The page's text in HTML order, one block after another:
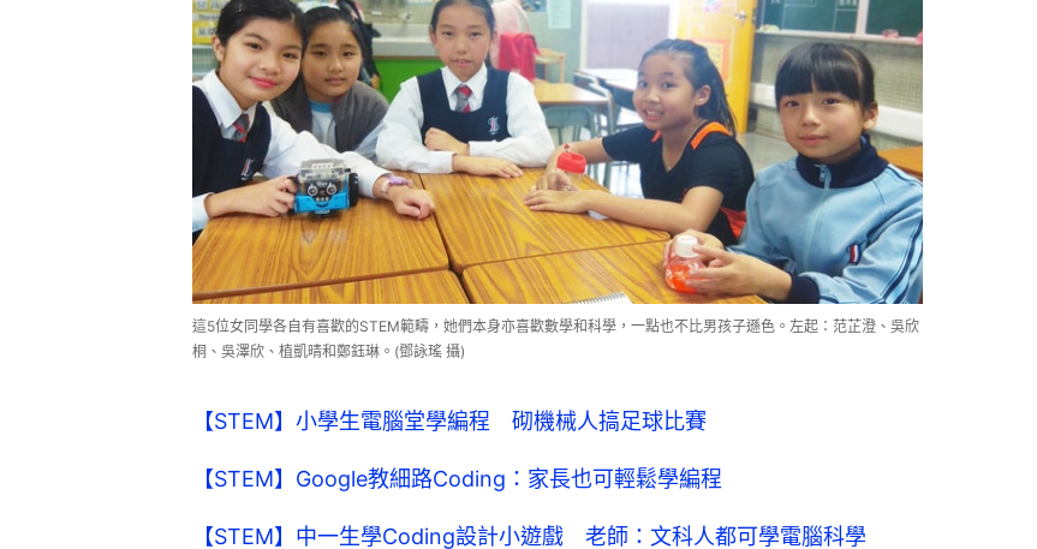
這5位女同學各自有喜歡的STEM範疇，她們本身亦喜歡數學和科學，一點也不比男孩子遜色。左起：范芷澄、吳欣
桐、吳澤欣、植凱晴和鄭鈺琳。(鄧詠瑤 攝)
【STEM】小學生電腦堂學編程 砌機械人搞足球比賽
【STEM】Google教細路Coding：家長也可輕鬆學編程
【STEM】中一生學Coding設計小遊戲 老師：文科人都可學電腦科學